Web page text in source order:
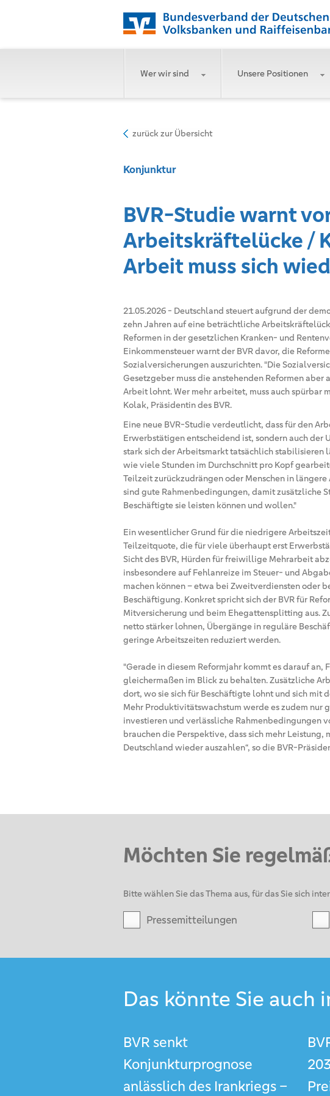
Wer wir sind Unsere Positionen
zurück zur Übersicht
Konjunktur
BVR-Studie warnt
Arbeitskräftelücke /
Arbeit muss sich
21.05.2026 - Deutschland steuert aufgrund der
zehn Jahren auf eine beträchtliche
Reformen in der gesetzlichen Kranken- und
Einkommensteuer warnt der BVR davor, die
Sozialversicherungen auszurichten. "Die
Gesetzgeber muss die anstehenden Reformen aber
Arbeit lohnt. Wer mehr arbeitet, muss auch spürbar
Kolak, Präsidentin des BVR.
Eine neue BVR-Studie verdeutlicht, dass für den
Erwerbstätigen entscheidend ist, sondern auch der
stark sich der Arbeitsmarkt tatsächlich stabilisieren
wie viele Stunden im Durchschnitt pro Kopf
Teilzeit zurückzudrängen oder Menschen in
sind gute Rahmenbedingungen, damit zusätzliche
Beschäftigte sie leisten können und wollen."
Ein wesentlicher Grund für die niedrigere
Teilzeitquote, die für viele überhaupt erst
Sicht des BVR, Hürden für freiwillige Mehrarbeit
insbesondere auf Fehlanreize im Steuer- und
machen können – etwa bei Zweitverdiensten oder
Beschäftigung. Konkret spricht sich der BVR für
Mitversicherung und beim Ehegattensplitting aus.
netto stärker lohnen, Übergänge in reguläre
geringe Arbeitszeiten reduziert werden.
"Gerade in diesem Reformjahr kommt es darauf an,
gleichermaßen im Blick zu behalten. Zusätzliche
dort, wo sie sich für Beschäftigte lohnt und sich mit
Mehr Produktivitätswachstum werde es zudem nur
investieren und verlässliche Rahmenbedingungen
brauchen die Perspektive, dass sich mehr Leistung,
Deutschland wieder auszahlen“, so die BVR-
Möchten Sie
Bitte wählen Sie das Thema aus, für das Sie sich
Pressemitteilungen
Das könnte Sie auch
BVR senkt
Konjunkturprognose
anlässlich des Irankriegs –